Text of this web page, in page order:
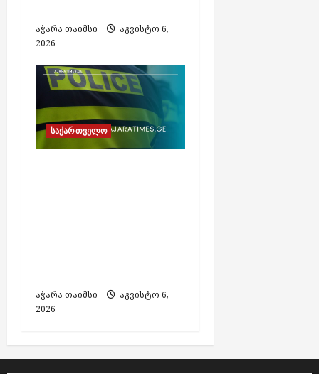
აჭარა თაიმსი
აგვისტო 6,
2026
საქართველო
აჭარა თაიმსი
აგვისტო 6,
2026